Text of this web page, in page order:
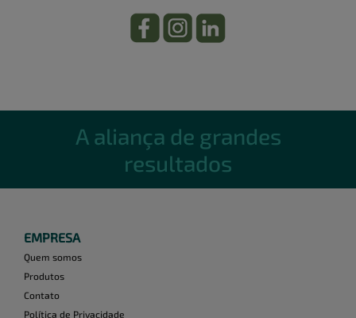
A aliança de grandes
resultados
EMPRESA
Quem somos
Produtos
Contato
Política de Privacidade